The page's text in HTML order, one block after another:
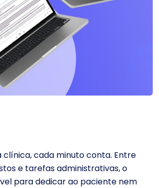
cada minuto conta. Entre
e tarefas administrativas, o
para dedicar ao paciente nem